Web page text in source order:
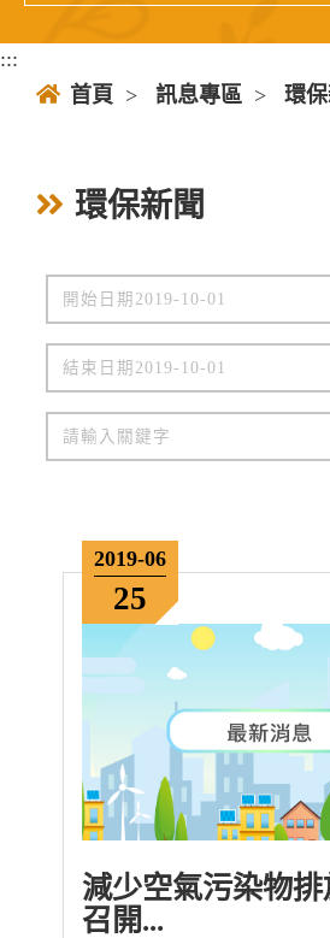
:::
首頁 > 訊息專區 > 環
環保新聞
關鍵字
2019-06
25
減少空氣污染物
召開...